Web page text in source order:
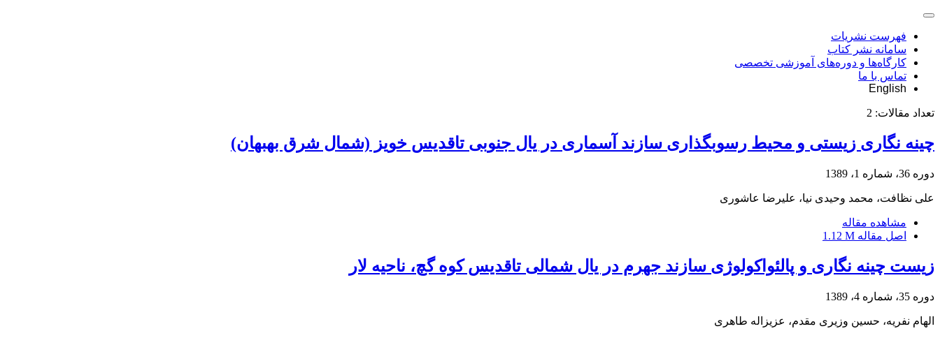
فهرست نشریات
سامانه نشر کتاب
کارگاه‌ها و دوره‌های آموزشی تخصصی
تماس با ما
English
تعداد مقالات: 2
چینه نگاری زیستی و محیط رسوبگذاری سازند آسماری در یال جنوبی تاقدیس خویز (شمال شرق بهبهان)
دوره 36، شماره 1، 1389
علی نظافت، محمد وحیدی نیا، علیرضا عاشوری
مشاهده مقاله
اصل مقاله 1.12 M
زیست چینه نگاری و پالئواکولوژی سازند جهرم در یال شمالی تاقدیس کوه گچ، ناحیه لار
دوره 35، شماره 4، 1389
الهام نفریه، حسین وزیری مقدم، عزیزاله طاهری